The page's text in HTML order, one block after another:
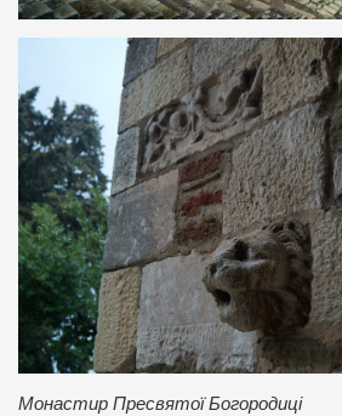
Монастир Пресвятої Богородиці